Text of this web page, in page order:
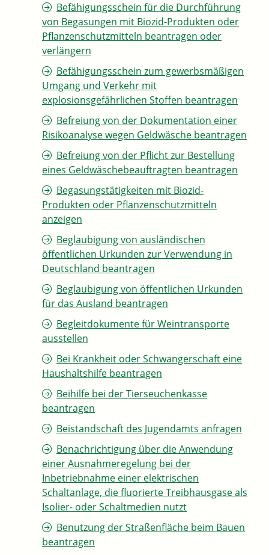
Befähigungsschein für die Durchführung
von Begasungen mit Biozid-Produkten oder
Pflanzenschutzmitteln beantragen oder
verlängern
Befähigungsschein zum gewerbsmäßigen
Umgang und Verkehr mit
explosionsgefährlichen Stoffen beantragen
Befreiung von der Dokumentation einer
Risikoanalyse wegen Geldwäsche beantragen
Befreiung von der Pflicht zur Bestellung
eines Geldwäschebeauftragten beantragen
Begasungstätigkeiten mit Biozid-
Produkten oder Pflanzenschutzmitteln
anzeigen
Beglaubigung von ausländischen
öffentlichen Urkunden zur Verwendung in
Deutschland beantragen
Beglaubigung von öffentlichen Urkunden
für das Ausland beantragen
Begleitdokumente für Weintransporte
ausstellen
Bei Krankheit oder Schwangerschaft eine
Haushaltshilfe beantragen
Beihilfe bei der Tierseuchenkasse
beantragen
Beistandschaft des Jugendamts anfragen
Benachrichtigung über die Anwendung
einer Ausnahmeregelung bei der
Inbetriebnahme einer elektrischen
Schaltanlage, die fluorierte Treibhausgase als
Isolier- oder Schaltmedien nutzt
Benutzung der Straßenfläche beim Bauen
beantragen